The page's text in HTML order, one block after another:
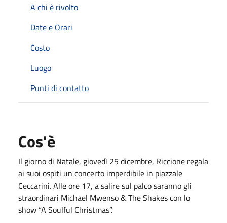
A chi è rivolto
Date e Orari
Costo
Luogo
Punti di contatto
Cos'è
Il giorno di Natale, giovedì 25 dicembre, Riccione regala
ai suoi ospiti un concerto imperdibile in piazzale
Ceccarini. Alle ore 17, a salire sul palco saranno gli
straordinari Michael Mwenso & The Shakes con lo
show “A Soulful Christmas”.